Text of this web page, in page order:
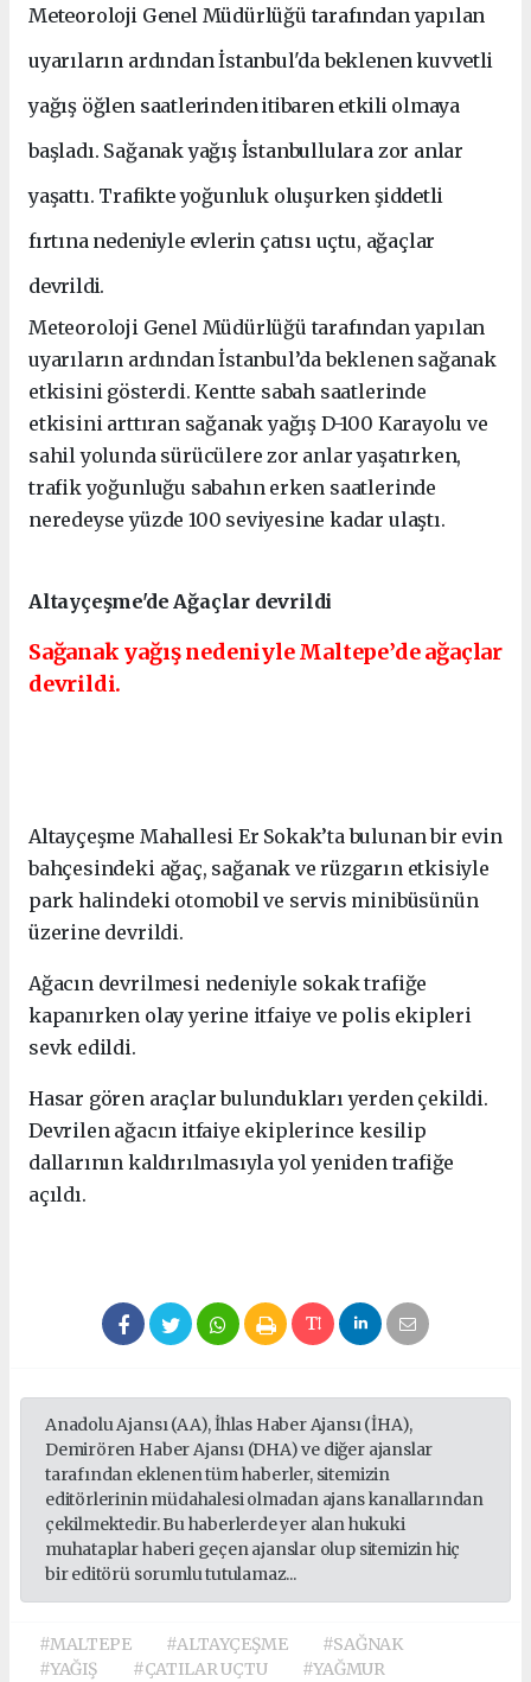
Meteoroloji Genel Müdürlüğü tarafından yapılan
uyarıların ardından İstanbul'da beklenen kuvvetli
yağış öğlen saatlerinden itibaren etkili olmaya
başladı. Sağanak yağış İstanbullulara zor anlar
yaşattı. Trafikte yoğunluk oluşurken şiddetli
fırtına nedeniyle evlerin çatısı uçtu, ağaçlar
devrildi.
Meteoroloji Genel Müdürlüğü tarafından yapılan
uyarıların ardından İstanbul’da beklenen sağanak
etkisini gösterdi. Kentte sabah saatlerinde
etkisini arttıran sağanak yağış D-100 Karayolu ve
sahil yolunda sürücülere zor anlar yaşatırken,
trafik yoğunluğu sabahın erken saatlerinde
neredeyse yüzde 100 seviyesine kadar ulaştı.
Altayçeşme'de Ağaçlar devrildi
Sağanak yağış nedeniyle Maltepe’de ağaçlar
devrildi.
Altayçeşme Mahallesi Er Sokak’ta bulunan bir evin
bahçesindeki ağaç, sağanak ve rüzgarın etkisiyle
park halindeki otomobil ve servis minibüsünün
üzerine devrildi.
Ağacın devrilmesi nedeniyle sokak trafiğe
kapanırken olay yerine itfaiye ve polis ekipleri
sevk edildi.
Hasar gören araçlar bulundukları yerden çekildi.
Devrilen ağacın itfaiye ekiplerince kesilip
dallarının kaldırılmasıyla yol yeniden trafiğe
açıldı.
Anadolu Ajansı (AA), İhlas Haber Ajansı (İHA),
Demirören Haber Ajansı (DHA) ve diğer ajanslar
tarafından eklenen tüm haberler, sitemizin
editörlerinin müdahalesi olmadan ajans kanallarından
çekilmektedir. Bu haberlerde yer alan hukuki
muhataplar haberi geçen ajanslar olup sitemizin hiç
bir editörü sorumlu tutulamaz...
#MALTEPE #ALTAYÇEŞME
#SAĞNAK
#YAĞIŞ
#ÇATILAR UÇTU #YAĞMUR